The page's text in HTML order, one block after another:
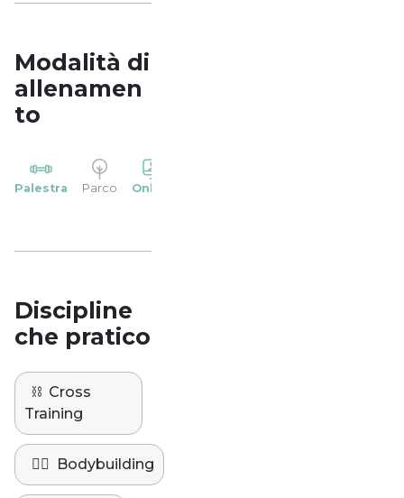
Modalità di
allenamen
to
Palestra Parco Online
Discipline
che pratico
⛓️ Cross
Training
🏋️‍♀️ Bodybuilding